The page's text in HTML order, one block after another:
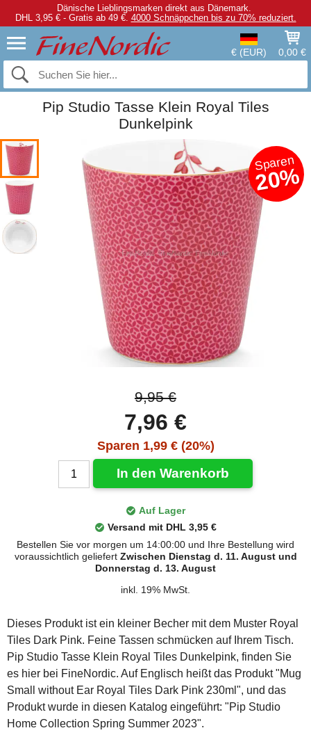
Dänische Lieblingsmarken direkt aus Dänemark.
DHL 3,95 € - Gratis ab 49 €. 4000 Schnäppchen bis zu 70% reduziert.
€ (EUR) 0,00 €
Pip Studio Tasse Klein Royal Tiles
Dunkelpink
Sparen
20%
9,95 €
7,96 €
Sparen 1,99 € (20%)
In den Warenkorb
Auf Lager
Versand mit DHL 3,95 €
Bestellen Sie vor morgen um 14:00:00 und Ihre Bestellung wird
voraussichtlich geliefert Zwischen Dienstag d. 11. August und
Donnerstag d. 13. August
inkl. 19% MwSt.
Dieses Produkt ist ein kleiner Becher mit dem Muster Royal
Tiles Dark Pink. Feine Tassen schmücken auf Ihrem Tisch.
Pip Studio Tasse Klein Royal Tiles Dunkelpink, finden Sie
es hier bei FineNordic. Auf Englisch heißt das Produkt "Mug
Small without Ear Royal Tiles Dark Pink 230ml", und das
Produkt wurde in diesen Katalog eingeführt: "Pip Studio
Home Collection Spring Summer 2023".